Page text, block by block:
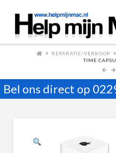
REPARATIE/VERKOOP
TIME
Bel ons direct op